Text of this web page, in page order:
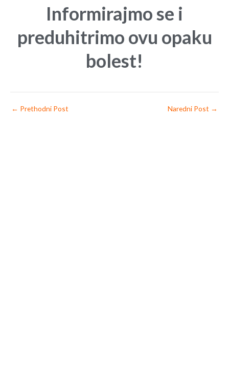
Informirajmo se i
preduhitrimo ovu opaku
bolest!
← Prethodni Post Naredni Post →